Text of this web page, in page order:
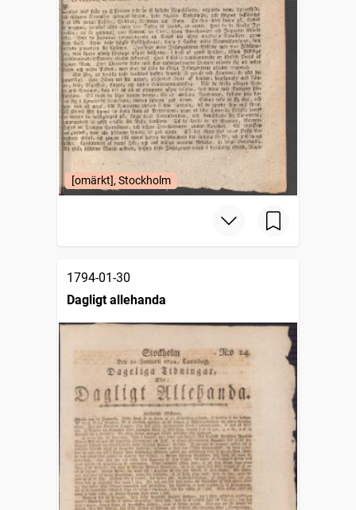
[omärkt], Stockholm
1794-01-30
Dagligt allehanda